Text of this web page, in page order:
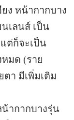
ง หน้ากากบาง
เลนส์ เป็น
ต่ก็จะเป็น
มด (ราย
า มีเพิ่มเติม
ากากบางรุ่น